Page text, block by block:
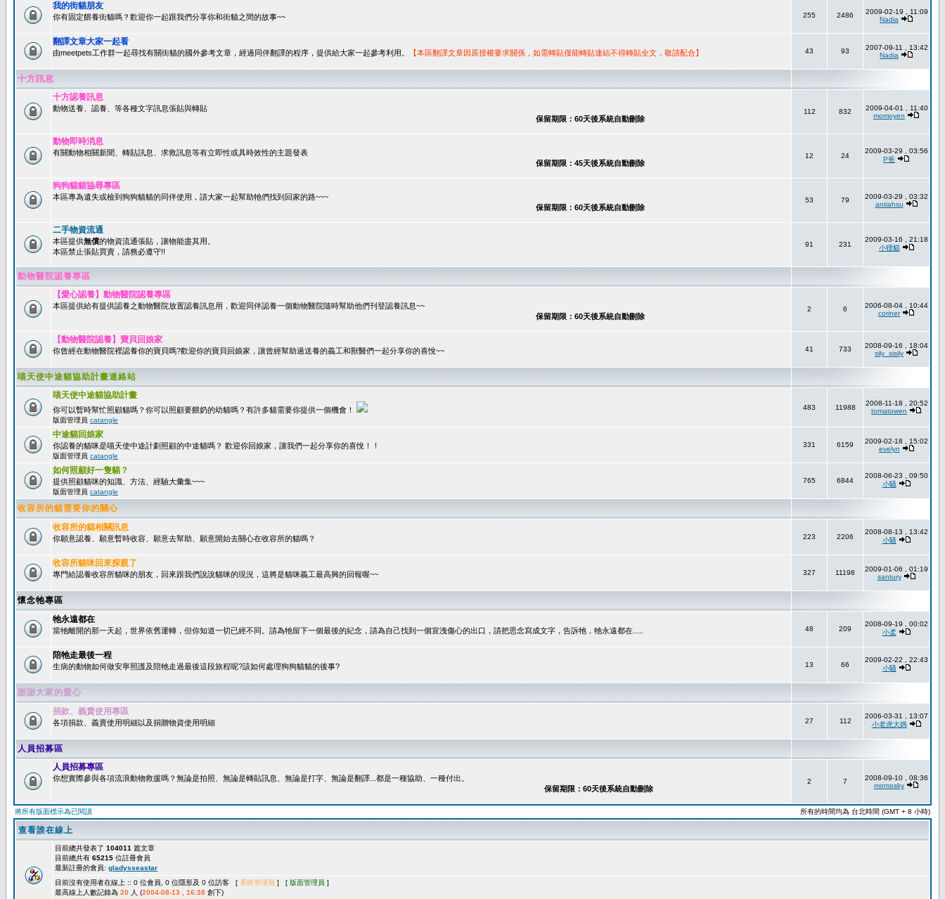
我的街貓朋友
你有固定餵養街貓嗎？歡迎你一起跟我們分享你和街貓之間的故事~~ 255 2486
2009-02-19 , 11:09
Nadia
翻譯文章大家一起看
由meetpets工作群一起尋找有關街貓的國外參考文章，經過同伴翻譯的程序，提供給大家一起參考利用。 【本區翻譯文章因原授權要求關係，如需轉貼僅能轉貼連結不得轉貼全文，敬請配合】 43 93
2007-09-11 , 13:42
Nadia
十方訊息
十方認養訊息
動物送養、認養、等各種文字訊息張貼與轉貼
保留期限：60天後系統自動刪除
112 832
2009-04-01 , 11:40
momoyen
動物即時消息
有關動物相關新聞、轉貼訊息、求救訊息等有立即性或具時效性的主題發表
保留期限：45天後系統自動刪除
12 24
2009-03-29 , 03:56
P爸
狗狗貓貓協尋專區
本區專為遺失或檢到狗狗貓貓的同伴使用，請大家一起幫助牠們找到回家的路~~~
保留期限：60天後系統自動刪除
53 79
2009-03-29 , 03:32
antiahsu
二手物資流通
本區提供無償的物資流通張貼，讓物能盡其用。
本區禁止張貼買賣，請務必遵守!!
91 231
2009-03-16 , 21:18
小狸貓
動物醫院認養專區
【愛心認養】動物醫院認養專區
本區提供給有提供認養之動物醫院放置認養訊息用，歡迎同伴認養一個動物醫院隨時幫助他們刊登認養訊息~~
保留期限：60天後系統自動刪除
2 6
2006-08-04 , 10:44
coriner
【動物醫院認養】寶貝回娘家
你曾經在動物醫院裡認養你的寶貝嗎?歡迎你的寶貝回娘家，讓曾經幫助過送養的義工和獸醫們一起分享你的喜悅~~ 41 733
2008-09-16 , 18:04
sily_sisily
喵天使中途貓協助計畫連絡站
喵天使中途貓協助計畫
你可以暫時幫忙照顧貓嗎？你可以照顧要餵奶的幼貓嗎？有許多貓需要你提供一個機會！
版面管理員 catangle
483 11988
2008-11-18 , 20:52
tomatowen
中途貓回娘家
你認養的貓咪是喵天使中途計劃照顧的中途貓嗎？ 歡迎你回娘家，讓我們一起分享你的喜悅！！
版面管理員 catangle
331 6159
2009-02-18 , 15:02
evelyn
如何照顧好一隻貓？
提供照顧貓咪的知識、方法、經驗大彙集~~~
版面管理員 catangle
765 6844
2008-06-23 , 09:50
小騷
收容所的貓需要你的關心
收容所的貓相關訊息
你願意認養、願意暫時收容、願意去幫助、願意開始去關心在收容所的貓嗎？ 223 2206
2008-08-13 , 13:42
小騷
收容所貓咪回來探親了
專門給認養收容所貓咪的朋友，回來跟我們說說貓咪的現況，這將是貓咪義工最高興的回報喔~~ 327 11198
2009-01-06 , 01:19
santury
懷念牠專區
牠永遠都在
當牠離開的那一天起，世界依舊運轉，但你知道一切已經不同。請為牠留下一個最後的紀念，請為自己找到一個宣洩傷心的出口，請把思念寫成文字，告訴牠，牠永遠都在..... 48 209
2008-09-19 , 00:02
小柔
陪牠走最後一程
生病的動物如何做安寧照護及陪牠走過最後這段旅程呢?該如何處理狗狗貓貓的後事? 13 66
2009-02-22 , 22:43
小騷
謝謝大家的愛心
捐款、義賣使用專區
各項捐款、義賣使用明細以及捐贈物資使用明細 27 112
2006-03-31 , 13:07
小老虎大媽
人員招募區
人員招募專區
你想實際參與各項流浪動物救援嗎？無論是拍照、無論是轉貼訊息、無論是打字、無論是翻譯...都是一種協助、一種付出。
保留期限：60天後系統自動刪除
2 7
2008-09-10 , 08:36
momosky
將所有版面標示為已閱讀 所有的時間均為 台北時間 (GMT + 8 小時)
查看誰在線上
目前總共發表了 104011 篇文章
目前總共有 65215 位註冊會員
最新註冊的會員: gladysseastar
目前沒有使用者在線上 :: 0 位會員, 0 位隱形及 0 位訪客 [ 系統管理員 ] [ 版面管理員 ]
最高線上人數記錄為 20 人 (2004-08-13 , 16:38 創下)